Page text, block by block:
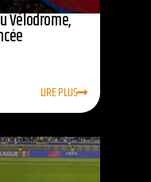
Vélodrome,
LIRE PLUS